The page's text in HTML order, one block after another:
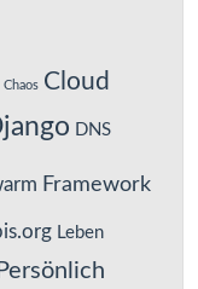
Chaos Cloud
DNS
Framework
Leben
Persönlich